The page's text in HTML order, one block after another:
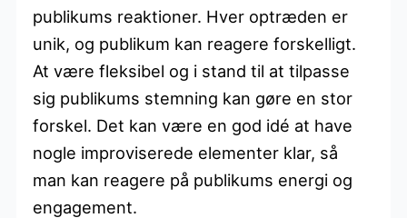
publikums reaktioner. Hver optræden er
unik, og publikum kan reagere forskelligt.
At være fleksibel og i stand til at tilpasse
sig publikums stemning kan gøre en stor
forskel. Det kan være en god idé at have
nogle improviserede elementer klar, så
man kan reagere på publikums energi og
engagement.